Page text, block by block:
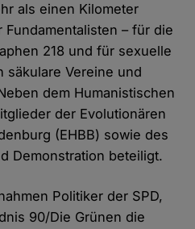
als einen Kilometer
– für die
218 und für sexuelle
säkulare Vereine und
dem Humanistischen
der Evolutionären
(EHBB) sowie des
Demonstration beteiligt.
Politiker der SPD,
90/Die Grünen die